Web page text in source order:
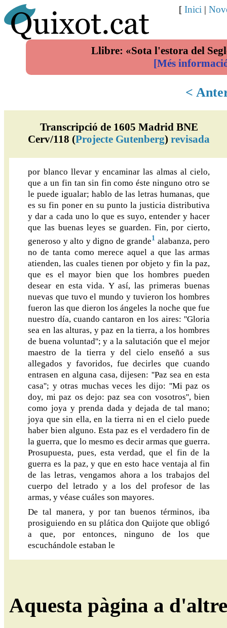
Llibre: «Sota l'estora del
[Més
[ Inici |
<
Transcripció de 1605 Madrid BNE
Cerv/118 (Projecte Gutenberg)revisada
por blanco llevar y encaminar las almas al cielo,
que a un fin tan sin fin como éste ninguno otro se
le puede igualar; hablo de las letras humanas, que
es su fin poner en su punto la justicia distributiva
y dar a cada uno lo que es suyo, entender y hacer
que las buenas leyes se guarden. Fin, por cierto,
generoso y alto y digno de grande1 alabanza, pero
no de tanta como merece aquel a que las armas
atienden, las cuales tienen por objeto y fin la paz,
que es el mayor bien que los hombres pueden
desear en esta vida. Y así, las primeras buenas
nuevas que tuvo el mundo y tuvieron los hombres
fueron las que dieron los ángeles la noche que fue
nuestro día, cuando cantaron en los aires: ''Gloria
sea en las alturas, y paz en la tierra, a los hombres
de buena voluntad''; y a la salutación que el mejor
maestro de la tierra y del cielo enseñó a sus
allegados y favoridos, fue decirles que cuando
entrasen en alguna casa, dijesen: ''Paz sea en esta
casa''; y otras muchas veces les dijo: ''Mi paz os
doy, mi paz os dejo: paz sea con vosotros'', bien
como joya y prenda dada y dejada de tal mano;
joya que sin ella, en la tierra ni en el cielo puede
haber bien alguno. Esta paz es el verdadero fin de
la guerra, que lo mesmo es decir armas que guerra.
Prosupuesta, pues, esta verdad, que el fin de la
guerra es la paz, y que en esto hace ventaja al fin
de las letras, vengamos ahora a los trabajos del
cuerpo del letrado y a los del profesor de las
armas, y véase cuáles son mayores.
De tal manera, y por tan buenos términos, iba
prosiguiendo en su plática don Quijote que obligó
a que, por entonces, ninguno de los que
escuchándole estaban le
Aquesta pàgina a